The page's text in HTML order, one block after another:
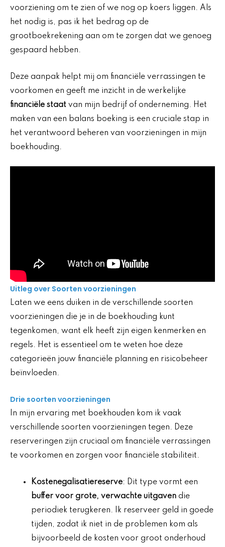
voorziening om te zien of we nog op koers liggen. Als
het nodig is, pas ik het bedrag op de
grootboekrekening aan om te zorgen dat we genoeg
gespaard hebben.
Deze aanpak helpt mij om financiële verrassingen te
voorkomen en geeft me inzicht in de werkelijke
financiële staat van mijn bedrijf of onderneming. Het
maken van een balans boeking is een cruciale stap in
het verantwoord beheren van voorzieningen in mijn
boekhouding.
Uitleg over Soorten voorzieningen
Laten we eens duiken in de verschillende soorten
voorzieningen die je in de boekhouding kunt
tegenkomen, want elk heeft zijn eigen kenmerken en
regels. Het is essentieel om te weten hoe deze
categorieën jouw financiële planning en risicobeheer
beïnvloeden.
Drie soorten voorzieningen
In mijn ervaring met boekhouden kom ik vaak
verschillende soorten voorzieningen tegen. Deze
reserveringen zijn cruciaal om financiële verrassingen
te voorkomen en zorgen voor financiële stabiliteit.
Kostenegalisatiereserve: Dit type vormt een
buffer voor grote, verwachte uitgaven die
periodiek terugkeren. Ik reserveer geld in goede
tijden, zodat ik niet in de problemen kom als
bijvoorbeeld de kosten voor groot onderhoud